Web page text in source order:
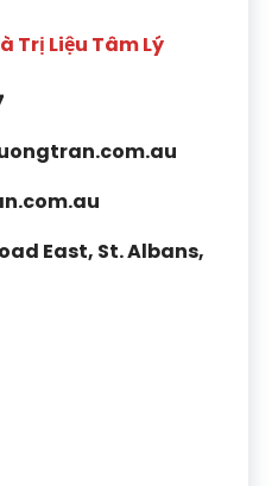
Trị Liệu Tâm Lý
East, St. Albans,